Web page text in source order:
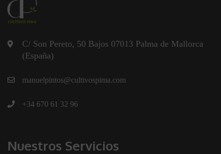
C/ Son Pereto, 50 Bajos 07013 Palma de Mallorca
(España)
manuelpintos@cultivospima.com
+34 670 61 32 96
Nuestros Servicios